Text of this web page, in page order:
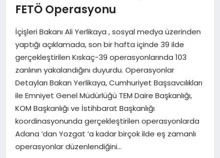
EKONOMI
TEKNOLOJI
EĞITIM
MAGAZIN
YAŞAM
OTOMOBIL
FETÖ Operasyonu
İçişleri Bakanı Ali Yerlikaya , sosyal medya üzerinden
yaptığı açıklamada, son bir hafta içinde 39 ilde
gerçekleştirilen Kıskaç-39 operasyonlarında 103
zanlının yakalandığını duyurdu. Operasyonlar
Detayları Bakan Yerlikaya, Cumhuriyet Başsavcılıkları
ile Emniyet Genel Müdürlüğü TEM Daire Başkanlığı,
KOM Başkanlığı ve İstihbarat Başkanlığı
koordinasyonunda gerçekleştirilen operasyonlarda
Adana ‘dan Yozgat ‘a kadar birçok ilde eş zamanlı
operasyonlar düzenlendiğini…